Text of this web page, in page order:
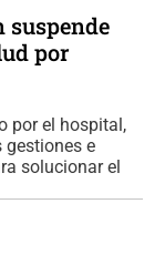
suspende
por
por el hospital,
gestiones e
solucionar el